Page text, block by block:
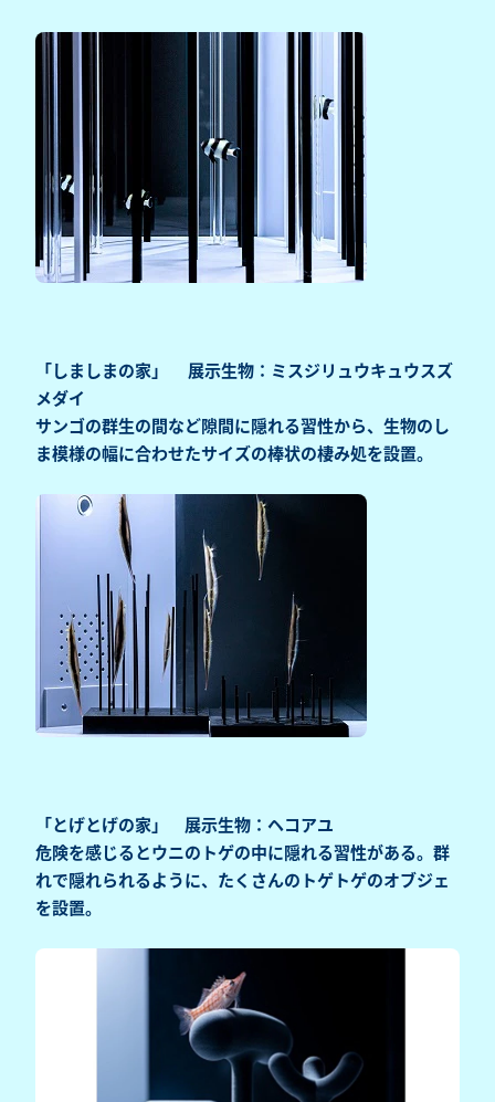
「しましまの家」 展示生物：ミスジリュウキュウスズ
メダイ
サンゴの群生の間など隙間に隠れる習性から、生物のし
ま模様の幅に合わせたサイズの棒状の棲み処を設置。
「とげとげの家」 展示生物：ヘコアユ
危険を感じるとウニのトゲの中に隠れる習性がある。群
れで隠れられるように、たくさんのトゲトゲのオブジェ
を設置。